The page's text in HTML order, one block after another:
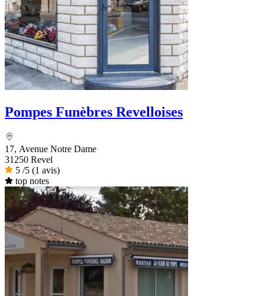
Pompes Funèbres Revelloises
17, Avenue Notre Dame
31250 Revel
5 /5 (1 avis)
top notes